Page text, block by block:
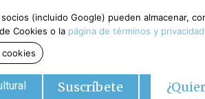
Suscríbete
(incluido Google) pueden almacenar,
Cookies o la página de términos y